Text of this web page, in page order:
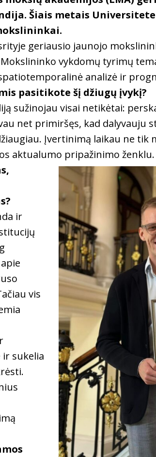
Šiais metais
geriausio jaunojo
vykdomų tyrimų
analizė ir
pasitikote šį džiugų įvykį?
sužinojau visai netikėtai:
net primiršęs, kad dalyvauju
Įvertinimą laikau ne tik
aktualumo pripažinimo ženklu.
ir
vis
ir sukelia